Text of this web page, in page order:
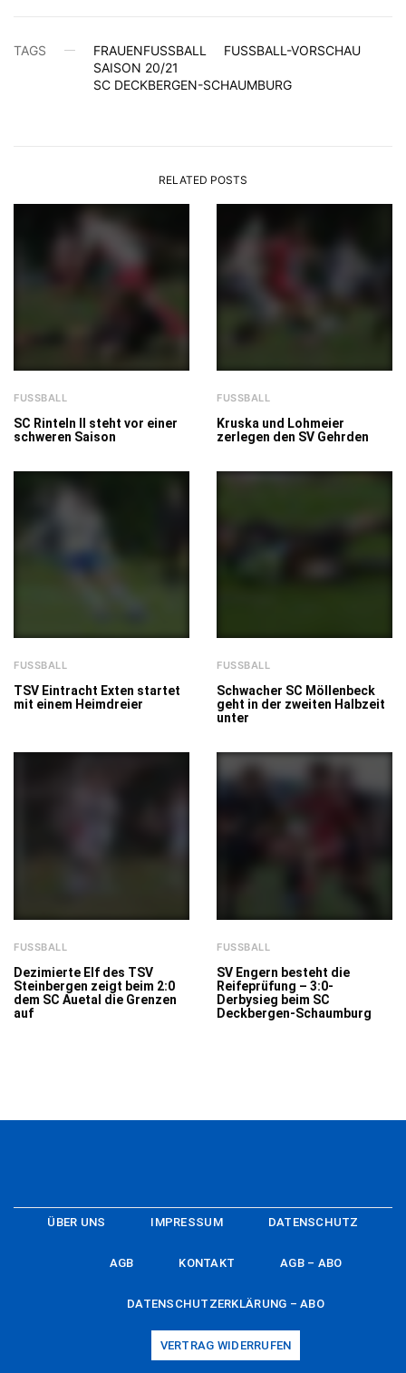
TAGS FRAUENFUSSBALL
FUSSBALL-VORSCHAU
SAISON 20/21
SC DECKBERGEN-SCHAUMBURG
RELATED POSTS
FUSSBALL
SC Rinteln II steht vor einer
schweren Saison
FUSSBALL
Kruska und Lohmeier
zerlegen den SV Gehrden
FUSSBALL
TSV Eintracht Exten startet
mit einem Heimdreier
FUSSBALL
Schwacher SC Möllenbeck
geht in der zweiten Halbzeit
unter
FUSSBALL
Dezimierte Elf des TSV
Steinbergen zeigt beim 2:0
dem SC Auetal die Grenzen
auf
FUSSBALL
SV Engern besteht die
Reifeprüfung – 3:0-
Derbysieg beim SC
Deckbergen-Schaumburg
ÜBER UNS IMPRESSUM DATENSCHUTZ
AGB KONTAKT AGB – ABO
DATENSCHUTZERKLÄRUNG – ABO
VERTRAG WIDERRUFEN